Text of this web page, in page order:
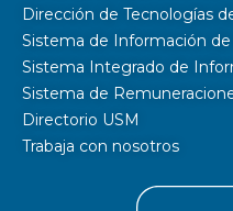
Dirección de Tecnologías
Sistema de Información
Sistema Integrado de
Sistema de
Directorio USM
Trabaja con nosotros